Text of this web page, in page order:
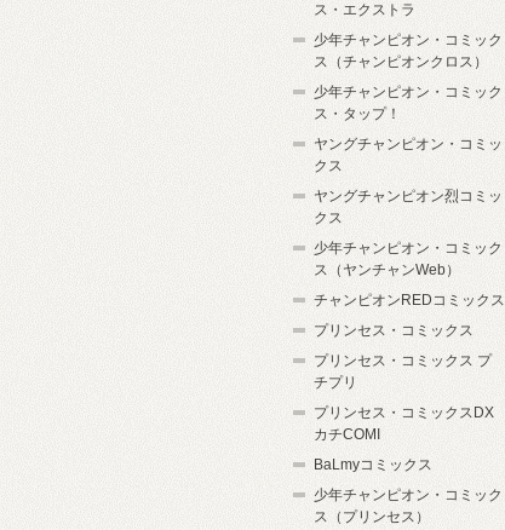
ス・エクストラ
少年チャンピオン・コミック
ス（チャンピオンクロス）
少年チャンピオン・コミック
ス・タップ！
ヤングチャンピオン・コミッ
クス
ヤングチャンピオン烈コミッ
クス
少年チャンピオン・コミック
ス（ヤンチャンWeb）
チャンピオンREDコミックス
プリンセス・コミックス
プリンセス・コミックス プ
チプリ
プリンセス・コミックスDX
カチCOMI
BaLmyコミックス
少年チャンピオン・コミック
ス（プリンセス）